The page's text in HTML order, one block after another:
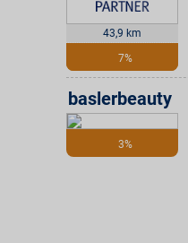
43,9 km
7%
3%
baslerbeauty